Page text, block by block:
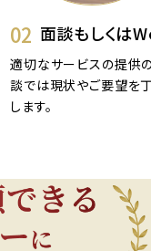
02 面談もしくは
適切なサービスの提供
談では現状やご要望を
します。